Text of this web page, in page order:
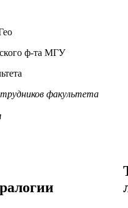
ф-та МГУ
факультета